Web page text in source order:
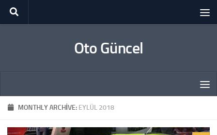
Skip to content
Oto Güncel
MONTHLY ARCHIVE: EYLÜL 2018